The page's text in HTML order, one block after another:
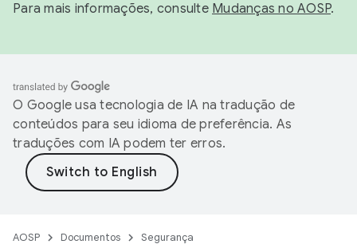
Para mais informações, consulte Mudanças no AOSP.
O Google usa tecnologia de IA na tradução de
conteúdos para seu idioma de preferência. As
traduções com IA podem ter erros.
AOSP Documentos Segurança